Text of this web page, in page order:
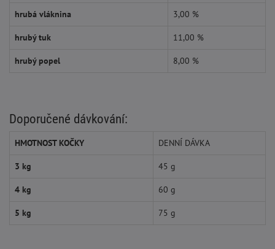
hrubá vláknina 3,00 %
hrubý tuk 11,00 %
hrubý popel 8,00 %
Doporučené dávkování:
HMOTNOST KOČKY DENNÍ DÁVKA
3 kg 45 g
4 kg 60 g
5 kg 75 g